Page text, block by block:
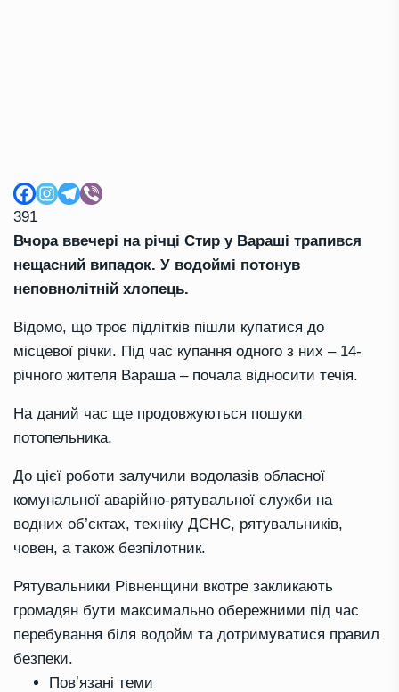
391
Вчора ввечері на річці Стир у Вараші трапився
нещасний випадок. У водоймі потонув
неповнолітній хлопець.
Відомо, що троє підлітків пішли купатися до
місцевої річки. Під час купання одного з них – 14-
річного жителя Вараша – почала відносити течія.
На даний час ще продовжуються пошуки
потопельника.
До цієї роботи залучили водолазів обласної
комунальної аварійно-рятувальної служби на
водних об’єктах, техніку ДСНС, рятувальників,
човен, а також безпілотник.
Рятувальники Рівненщини вкотре закликають
громадян бути максимально обережними під час
перебування біля водойм та дотримуватися правил
безпеки.
Повʼязані теми